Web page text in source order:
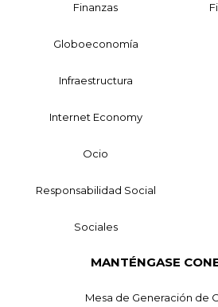
Finanzas
Globoeconomía
Infraestructura
Internet Economy
Ocio
Responsabilidad Social
Sociales
MANTÉNGASE
Mesa de Generación de